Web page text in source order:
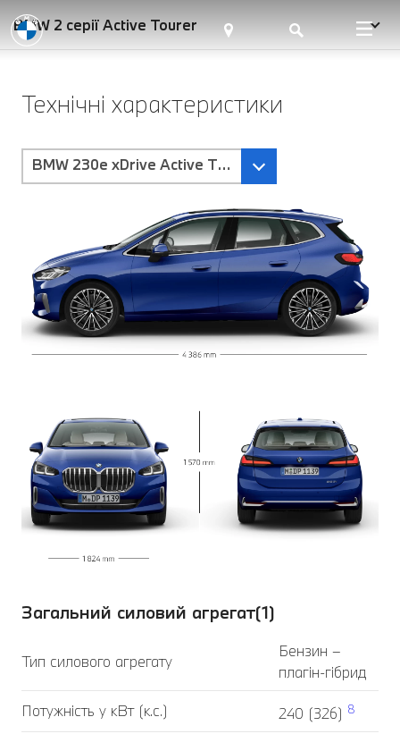
BMW 2 серії Active Tourer
Технічні характеристики
BMW 230e xDrive Active Tourer-Трансмісія
Загальний силовий агрегат(1)
Тип силового агрегату
Бензин –
плагін-гібрид
Потужність у кВт (к.с.) 240 (326) 8